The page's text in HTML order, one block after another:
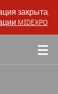
закрыта.
MIDEXPO